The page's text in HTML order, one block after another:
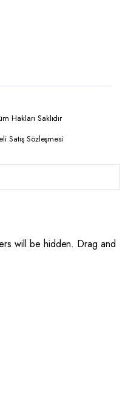
Hakları Saklıdır
Satış Sözleşmesi
will be hidden. Drag and